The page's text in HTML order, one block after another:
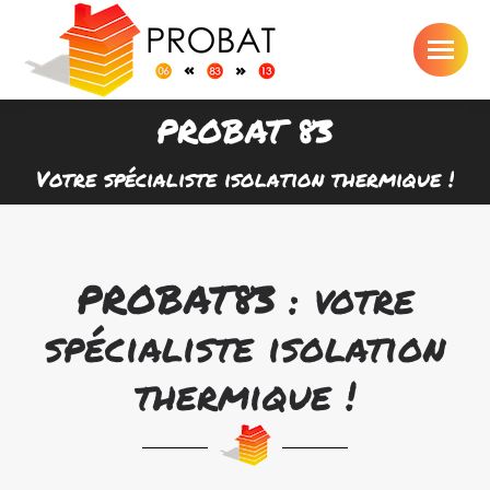
PROBAT 83
Votre spécialiste isolation thermique !
Vous êtes ici :
PROBAT83 : votre
spécialiste isolation
thermique !